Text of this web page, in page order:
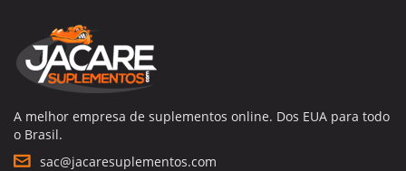
A melhor empresa de suplementos online. Dos EUA para todo
o Brasil.
sac@jacaresuplementos.com